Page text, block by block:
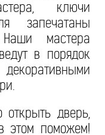
ключи
запечатаны
Наши мастера
в порядок
открыть дверь,
этом поможем!